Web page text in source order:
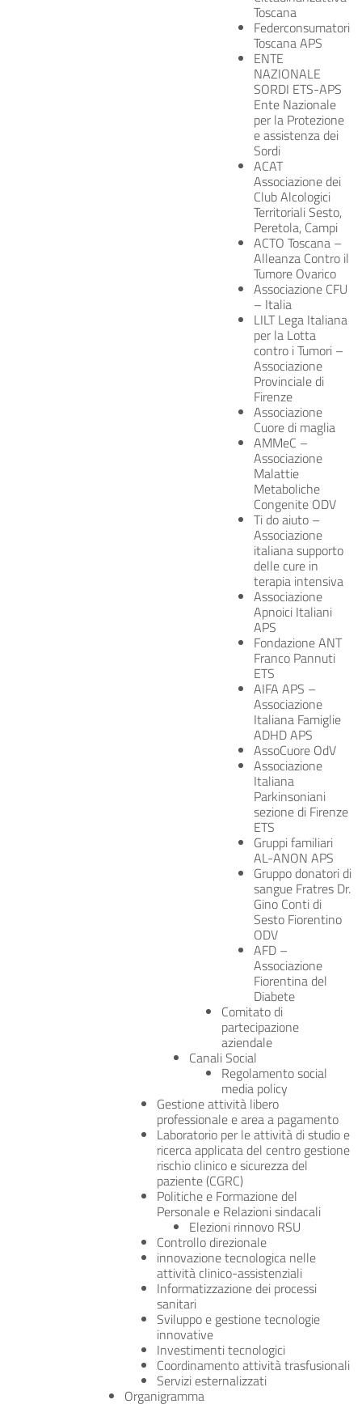
Toscana
Federconsumatori
Toscana APS
ENTE
NAZIONALE
SORDI ETS-APS
Ente Nazionale
per la Protezione
e assistenza dei
Sordi
ACAT
Associazione dei
Club Alcologici
Territoriali Sesto,
Peretola, Campi
ACTO Toscana –
Alleanza Contro il
Tumore Ovarico
Associazione CFU
– Italia
LILT Lega Italiana
per la Lotta
contro i Tumori –
Associazione
Provinciale di
Firenze
Associazione
Cuore di maglia
AMMeC –
Associazione
Malattie
Metaboliche
Congenite ODV
Ti do aiuto –
Associazione
italiana supporto
delle cure in
terapia intensiva
Associazione
Apnoici Italiani
APS
Fondazione ANT
Franco Pannuti
ETS
AIFA APS –
Associazione
Italiana Famiglie
ADHD APS
AssoCuore OdV
Associazione
Italiana
Parkinsoniani
sezione di Firenze
ETS
Gruppi familiari
AL-ANON APS
Gruppo donatori di
sangue Fratres Dr.
Gino Conti di
Sesto Fiorentino
ODV
AFD –
Associazione
Fiorentina del
Diabete
Comitato di
partecipazione
aziendale
Canali Social
Regolamento social
media policy
Gestione attività libero
professionale e area a pagamento
Laboratorio per le attività di studio e
ricerca applicata del centro gestione
rischio clinico e sicurezza del
paziente (CGRC)
Politiche e Formazione del
Personale e Relazioni sindacali
Elezioni rinnovo RSU
Controllo direzionale
innovazione tecnologica nelle
attività clinico-assistenziali
Informatizzazione dei processi
sanitari
Sviluppo e gestione tecnologie
innovative
Investimenti tecnologici
Coordinamento attività trasfusionali
Servizi esternalizzati
Organigramma